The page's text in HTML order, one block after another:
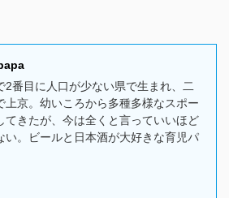
2番目に人口が少ない県で生まれ、二
上京。幼いころから多種多様なスポー
てきたが、今は全くと言っていいほど
い。ビールと日本酒が大好きな育児パ